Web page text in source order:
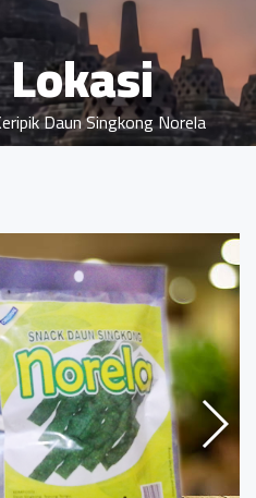
Daun Singkong Norela